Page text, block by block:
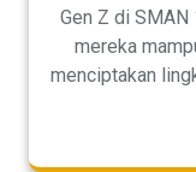
Gen Z di SMAN
mereka
menciptakan